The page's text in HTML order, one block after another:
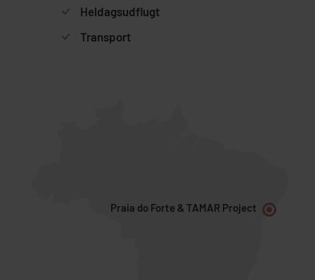
Heldagsudflugt
Transport